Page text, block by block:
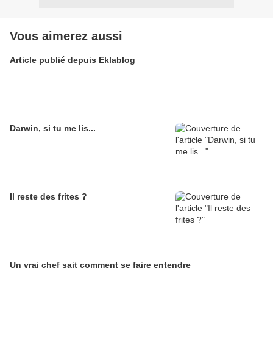
Vous aimerez aussi
Article publié depuis Eklablog
Darwin, si tu me lis...
Il reste des frites ?
Un vrai chef sait comment se faire entendre